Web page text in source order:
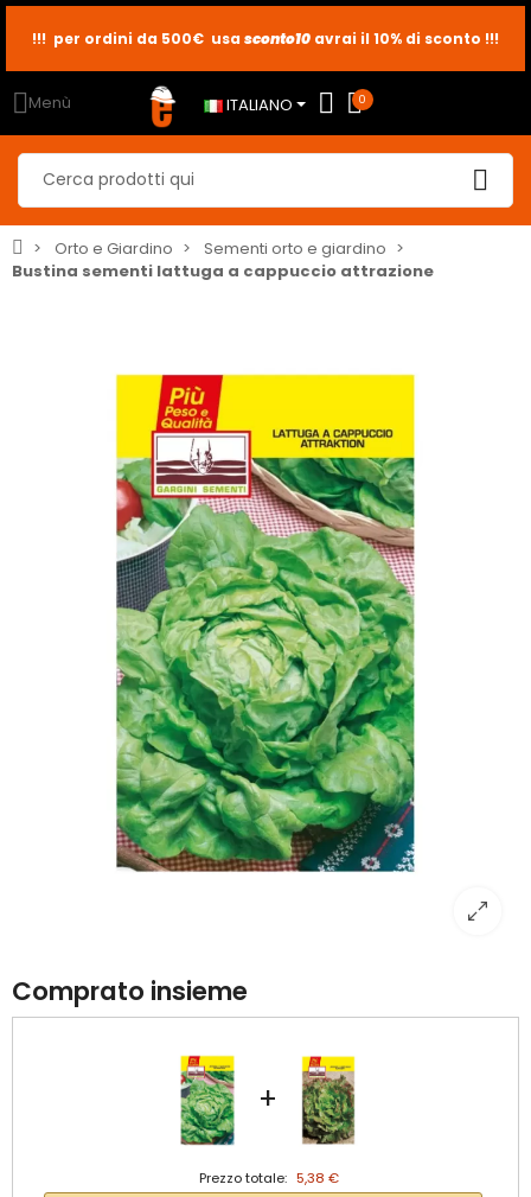
sconto2
sconto5
sconto10
Menù ITALIANO 0
Orto e Giardino
Sementi orto e giardino
Bustina sementi lattuga a cappuccio attrazione
Comprato insieme
+
Prezzo totale: 5,38 €